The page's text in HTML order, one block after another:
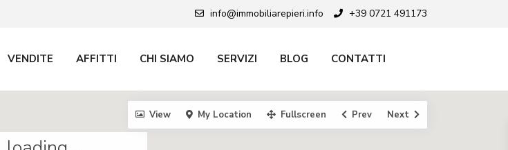
info@immobiliarepieri.info +39 0721 491173
VENDITE AFFITTI CHI SIAMO SERVIZI BLOG CONTATTI
View My Location Fullscreen Prev Next